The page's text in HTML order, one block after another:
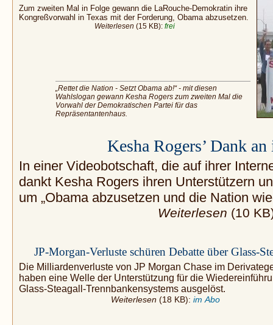
Zum zweiten Mal in Folge gewann die LaRouche-Demokratin ihre
Kongreßvorwahl in Texas mit der Forderung, Obama abzusetzen.
Weiterlesen (15 KB): frei
„Rettet die Nation - Setzt Obama ab!“ - mit diesen
Wahlslogan gewann Kesha Rogers zum zweiten Mal die
Vorwahl der Demokratischen Partei für das
Repräsentantenhaus.
Kesha Rogers’ Dank
In einer Videobotschaft, die auf ihrer
dankt Kesha Rogers ihren Unterstützern
um „Obama abzusetzen und die Nation
Weiterlesen (10
JP-Morgan-Verluste schüren Debatte über Glass-
Die Milliardenverluste von JP Morgan Chase im
haben eine Welle der Unterstützung für die
Glass-Steagall-Trennbankensystems ausgelöst.
Weiterlesen(18 KB): im Abo